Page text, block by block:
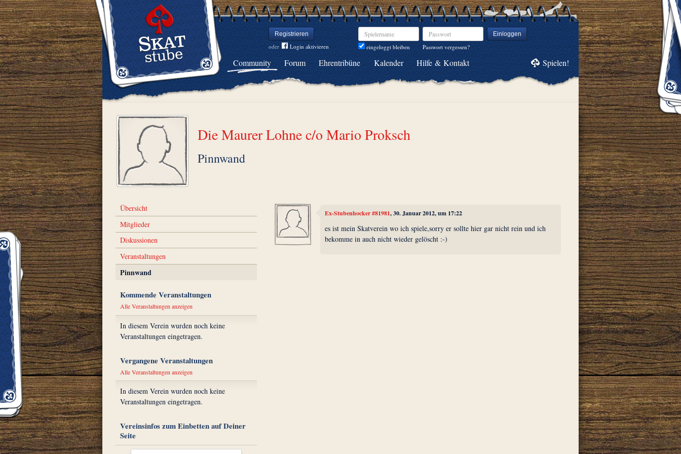
Registrieren
oder Login aktivieren
Spielername
eingeloggt bleiben
Passwort Einloggen
Passwort vergessen?
Community Forum Ehrentribüne Kalender Hilfe & Kontakt Spielen!
Die Maurer Lohne c/o Mario Proksch
Pinnwand
Übersicht
Mitglieder
Diskussionen
Veranstaltungen
Pinnwand
Kommende Veranstaltungen
Alle Veranstaltungen anzeigen
In diesem Verein wurden noch keine
Veranstaltungen eingetragen.
Vergangene Veranstaltungen
Alle Veranstaltungen anzeigen
In diesem Verein wurden noch keine
Veranstaltungen eingetragen.
Vereinsinfos zum Einbetten auf Deiner
Seite
Ex-Stubenhocker #81981, 30. Januar 2012, um 17:22
es ist mein Skatverein wo ich spiele,sorry er sollte hier gar nicht rein und ich
bekomme in auch nicht wieder gelöscht :-)